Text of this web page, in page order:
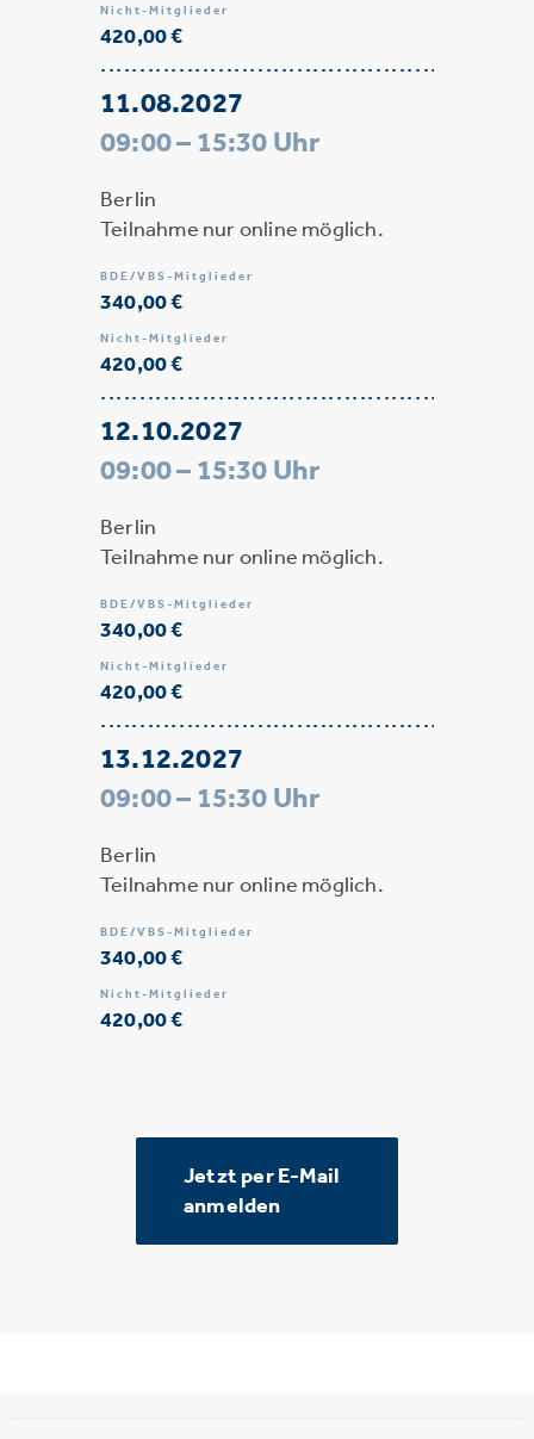
Nicht-Mitglieder
420,00 €
11.08.2027
09:00 – 15:30 Uhr
Berlin
Teilnahme nur online möglich.
BDE/VBS-Mitglieder
340,00 €
Nicht-Mitglieder
420,00 €
12.10.2027
09:00 – 15:30 Uhr
Berlin
Teilnahme nur online möglich.
BDE/VBS-Mitglieder
340,00 €
Nicht-Mitglieder
420,00 €
13.12.2027
09:00 – 15:30 Uhr
Berlin
Teilnahme nur online möglich.
BDE/VBS-Mitglieder
340,00 €
Nicht-Mitglieder
420,00 €
Jetzt per E-Mail
anmelden